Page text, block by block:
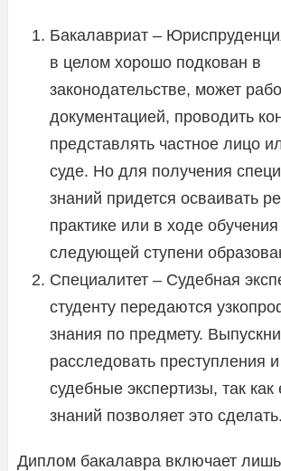
Бакалавриат –
в целом хорошо подкован в
законодательстве, может
документацией, проводить
представлять частное лицо
суде. Но для получения
знаний придется осваивать
практике или в ходе
следующей ступени
Специалитет – Судебная
студенту передаются
знания по предмету.
расследовать преступления
судебные экспертизы, так как
знаний позволяет это сделать.
Диплом бакалавра включает